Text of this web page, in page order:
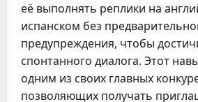
её выполнять реплики на
испанском без
предупреждения, чтобы
спонтанного диалога. Этот
одним из своих главных
позволяющих получать